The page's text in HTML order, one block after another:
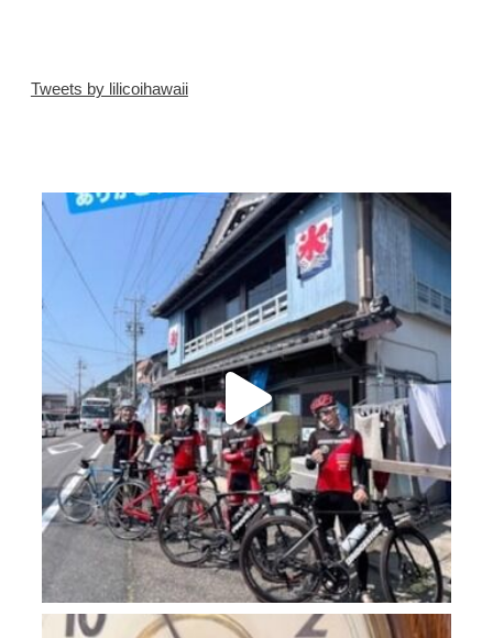
Tweets by lilicoihawaii